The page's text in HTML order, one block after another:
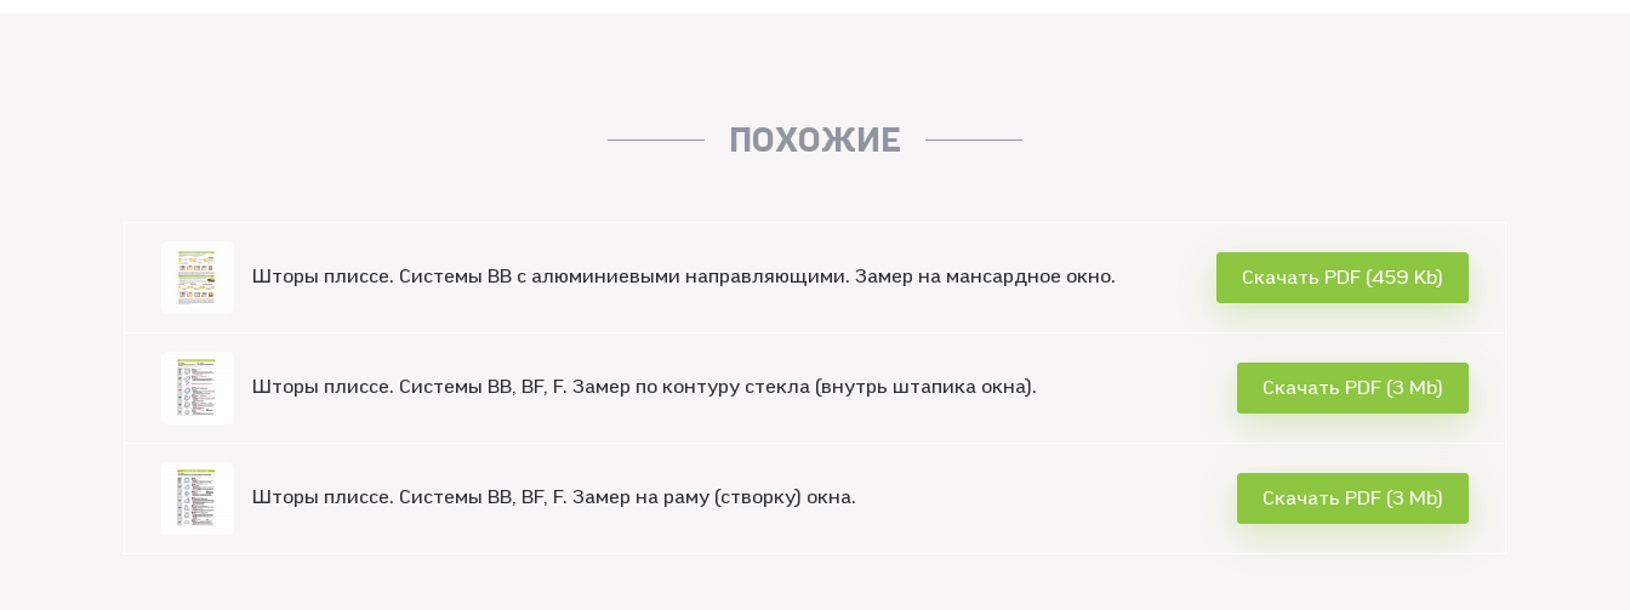
ПОХОЖИЕ
Шторы плиссе. Системы BB с алюминиевыми направляющими. Замер на мансардное окно. Скачать PDF (459 Kb)
Шторы плиссе. Системы BB, BF, F. Замер по контуру стекла (внутрь штапика окна). Скачать PDF (3 Mb)
Шторы плиссе. Системы BB, BF, F. Замер на раму (створку) окна. Скачать PDF (3 Mb)